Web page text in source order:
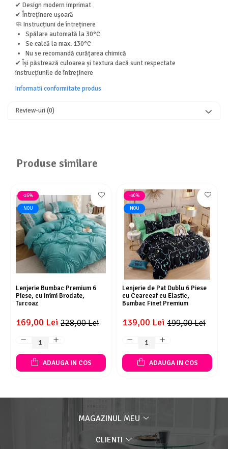
✔ Design modern imprimat
✔ Întreținere ușoară
🧼 Instrucțiuni de întreținere
Spălare automată la 30°C
Se calcă la max. 130°C
Nu se recomandă curățarea chimică
✔ Își păstrează culoarea și textura dacă sunt respectate
instrucțiunile de întreținere
Informatii conformitate produs
Review-uri(0)
Produse similare
-26%
NOU
Lenjerie Bumbac Premium 6
Piese, cu Inimi Brodate,
Turcoaz
228,00 Lei
169,00 Lei
ADAUGA IN COS
-30%
NOU
Lenjerie de Pat Dublu 6 Piese
cu Cearceaf cu Elastic,
Bumbac Finet Premium
199,00 Lei
139,00 Lei
ADAUGA IN COS
MAGAZINUL MEU
CLIENTI